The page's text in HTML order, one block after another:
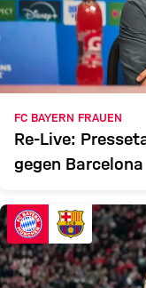
FC BAYERN FRAUEN
Re-Live:
gegen Barcelona